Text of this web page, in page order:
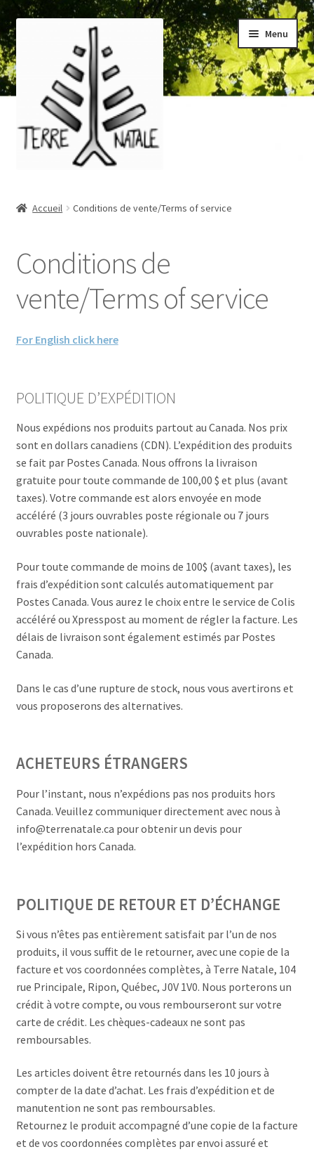
Aller
à
la
navigation
Aller
au
contenu
Menu
Blog
Boutique/Shop
Commande/Checkout
FAQ
Mon compte/My account
My custom checkout page
Panier/Cart
Accueil Conditions de vente/Terms of service
Conditions de
vente/Terms of service
For English click here
POLITIQUE D’EXPÉDITION
Nous expédions nos produits partout au Canada. Nos prix
sont en dollars canadiens (CDN). L’expédition des produits
se fait par Postes Canada. Nous offrons la livraison
gratuite pour toute commande de 100,00 $ et plus (avant
taxes). Votre commande est alors envoyée en mode
accéléré (3 jours ouvrables poste régionale ou 7 jours
ouvrables poste nationale).
Pour toute commande de moins de 100$ (avant taxes), les
frais d’expédition sont calculés automatiquement par
Postes Canada. Vous aurez le choix entre le service de Colis
accéléré ou Xpresspost au moment de régler la facture. Les
délais de livraison sont également estimés par Postes
Canada.
Dans le cas d’une rupture de stock, nous vous avertirons et
vous proposerons des alternatives.
ACHETEURS ÉTRANGERS
Pour l’instant, nous n’expédions pas nos produits hors
Canada. Veuillez communiquer directement avec nous à
info@terrenatale.ca pour obtenir un devis pour
l’expédition hors Canada.
POLITIQUE DE RETOUR ET D’ÉCHANGE
Si vous n’êtes pas entièrement satisfait par l’un de nos
produits, il vous suffit de le retourner, avec une copie de la
facture et vos coordonnées complètes, à Terre Natale, 104
rue Principale, Ripon, Québec, J0V 1V0. Nous porterons un
crédit à votre compte, ou vous rembourseront sur votre
carte de crédit. Les chèques-cadeaux ne sont pas
remboursables.
Les articles doivent être retournés dans les 10 jours à
compter de la date d’achat. Les frais d’expédition et de
manutention ne sont pas remboursables.
Retournez le produit accompagné d’une copie de la facture
et de vos coordonnées complètes par envoi assuré et